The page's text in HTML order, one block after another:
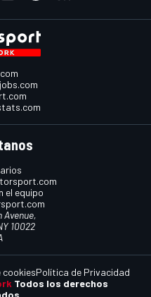
el equipo
Avenue,
10022
Todos los derechos
cookiesPolítica de Privacidad